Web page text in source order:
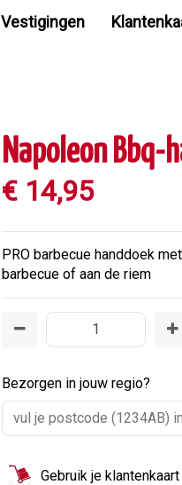
Vestigingen
Napoleon Bbq-
€ 14,95
PRO barbecue handdoek
barbecue of aan de riem
Bezorgen in jouw regio?
Gebruik je